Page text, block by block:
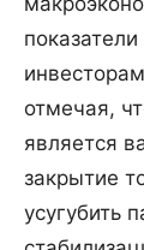
отмечая,
является
закрытие
усугубить